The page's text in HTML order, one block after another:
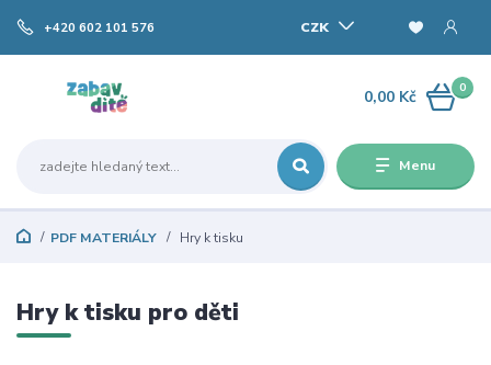
Menu
CZK
+420 602 101 576
0
0,00 Kč
PDF MATERIÁLY Hry k tisku
Hry k tisku pro děti